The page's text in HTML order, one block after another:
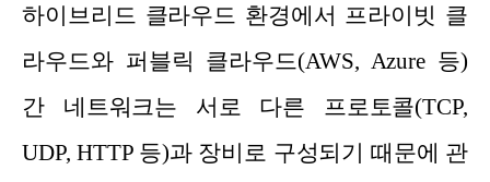
하이브리드 클라우드 환경에서 프라이빗 클
라우드와 퍼블릭 클라우드(AWS, Azure 등)
간 네트워크는 서로 다른 프로토콜(TCP,
UDP, HTTP 등)과 장비로 구성되기 때문에 관